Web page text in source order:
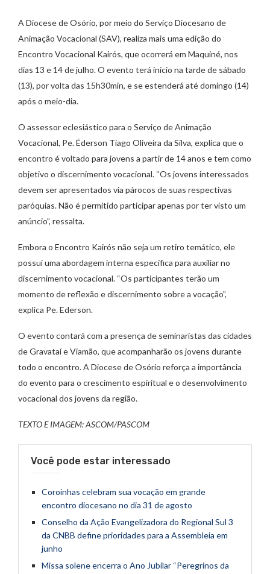
A Diocese de Osório, por meio do Serviço Diocesano de
Animação Vocacional (SAV), realiza mais uma edição do
Encontro Vocacional Kairós, que ocorrerá em Maquiné, nos
dias 13 e 14 de julho. O evento terá início na tarde de sábado
(13), por volta das 15h30min, e se estenderá até domingo (14)
após o meio-dia.
O assessor eclesiástico para o Serviço de Animação
Vocacional, Pe. Éderson Tiago Oliveira da Silva, explica que o
encontro é voltado para jovens a partir de 14 anos e tem como
objetivo o discernimento vocacional. “Os jovens interessados
devem ser apresentados via párocos de suas respectivas
paróquias. Não é permitido participar apenas por ter visto um
anúncio”, ressalta.
Embora o Encontro Kairós não seja um retiro temático, ele
possui uma abordagem interna específica para auxiliar no
discernimento vocacional. “Os participantes terão um
momento de reflexão e discernimento sobre a vocação”,
explica Pe. Ederson.
O evento contará com a presença de seminaristas das cidades
de Gravataí e Viamão, que acompanharão os jovens durante
todo o encontro. A Diocese de Osório reforça a importância
do evento para o crescimento espiritual e o desenvolvimento
vocacional dos jovens da região.
TEXTO E IMAGEM: ASCOM/PASCOM
Você pode estar interessado
Coroinhas celebram sua vocação em grande
encontro diocesano no dia 31 de agosto
Conselho da Ação Evangelizadora do Regional Sul 3
da CNBB define prioridades para a Assembleia em
junho
Missa solene encerra o Ano Jubilar “Peregrinos da